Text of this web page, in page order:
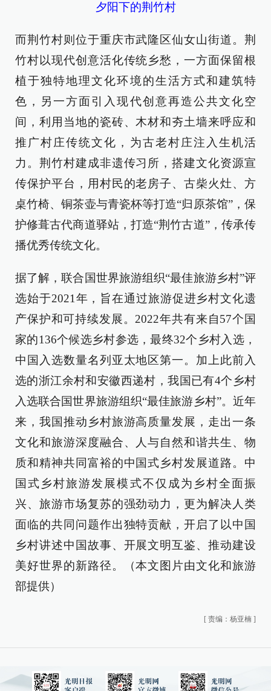
夕阳下的荆竹村
而荆竹村则位于重庆市武隆区仙女山街道。荆
竹村以现代创意活化传统乡愁，一方面保留根
植于独特地理文化环境的生活方式和建筑特
色，另一方面引入现代创意再造公共文化空
间，利用当地的瓷砖、木材和夯土墙来呼应和
推广村庄传统文化，为古老村庄注入生机活
力。荆竹村建成非遗传习所，搭建文化资源宣
传保护平台，用村民的老房子、古柴火灶、方
桌竹椅、铜茶壶与青瓷杯等打造“归原茶馆”，保
护修葺古代商道驿站，打造“荆竹古道”，传承传
播优秀传统文化。
据了解，联合国世界旅游组织“最佳旅游乡村”评
选始于2021年，旨在通过旅游促进乡村文化遗
产保护和可持续发展。2022年共有来自57个国
家的136个候选乡村参选，最终32个乡村入选，
中国入选数量名列亚太地区第一。加上此前入
选的浙江余村和安徽西递村，我国已有4个乡村
入选联合国世界旅游组织“最佳旅游乡村”。近年
来，我国推动乡村旅游高质量发展，走出一条
文化和旅游深度融合、人与自然和谐共生、物
质和精神共同富裕的中国式乡村发展道路。中
国式乡村旅游发展模式不仅成为乡村全面振
兴、旅游市场复苏的强劲动力，更为解决人类
面临的共同问题作出独特贡献，开启了以中国
乡村讲述中国故事、开展文明互鉴、推动建设
美好世界的新路径。（本文图片由文化和旅游
部提供）
[ 责编：杨亚楠 ]